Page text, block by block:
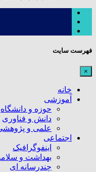
فهرست سایت
×
خانه
آموزشی
حوزه و دانشگاه
دانش و فناوری
علمی و
اجتماعی
اینفوگرافیک
بهداشت و
چندرسانه ای